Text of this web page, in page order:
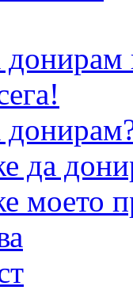
да
моето